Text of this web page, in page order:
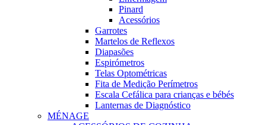
Pinard
Acessórios
Garrotes
Martelos de Reflexos
Diapasões
Espirómetros
Telas Optométricas
Fita de Medição Perímetros
Escala Cefálica para crianças e bébés
Lanternas de Diagnóstico
MÉNAGE